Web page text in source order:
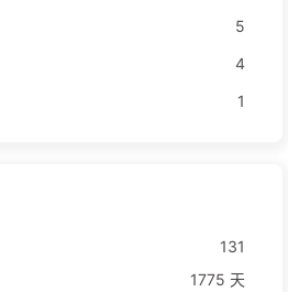
5
4
1
131
1775 天